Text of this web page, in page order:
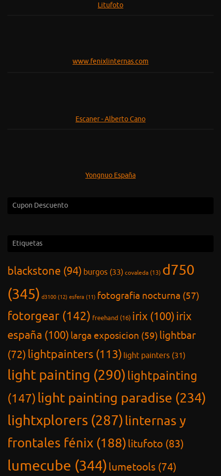
Litufoto
www.fenixlinternas.com
Escaner - Alberto Cano
Yongnuo España
Cupon Descuento
Etiquetas
blackstone (94) burgos (33) covaleda (13) d750
(345) d3100 (12) esfera (11) fotografia nocturna (57)
fotorgear (142) freehand (16) irix (100)irix
españa (100) larga exposicion (59) lightbar
(72)lightpainters (113) light painters (31)
light painting (290) lightpainting
(147) light painting paradise (234)
lightxplorers (287) linternas y
frontales fénix (188)litufoto (83)
lumecube (344)lumetools (74)